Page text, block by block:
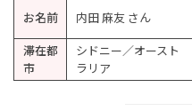
お名前 内田 麻友 さん
滞在都
市
シドニー／オースト
ラリア